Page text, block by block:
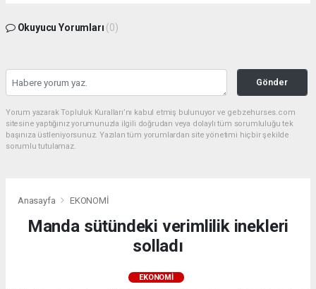
Okuyucu Yorumları (0)
Gönder
Yorum yazarak Topluluk Kuralları’nı kabul etmiş bulunuyor ve gebzehurses.com
sitesine yaptığınız yorumunuzla ilgili doğrudan veya dolaylı tüm sorumluluğu tek
başınıza üstleniyorsunuz. Yazılan tüm yorumlardan site yönetimi hiçbir şekilde
sorumlu tutulamaz.
Anasayfa EKONOMİ
Manda sütündeki verimlilik inekleri
solladı
EKONOMİ